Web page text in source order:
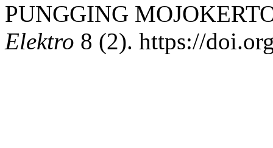
PUNGGING
Elektro 8 (2). https://